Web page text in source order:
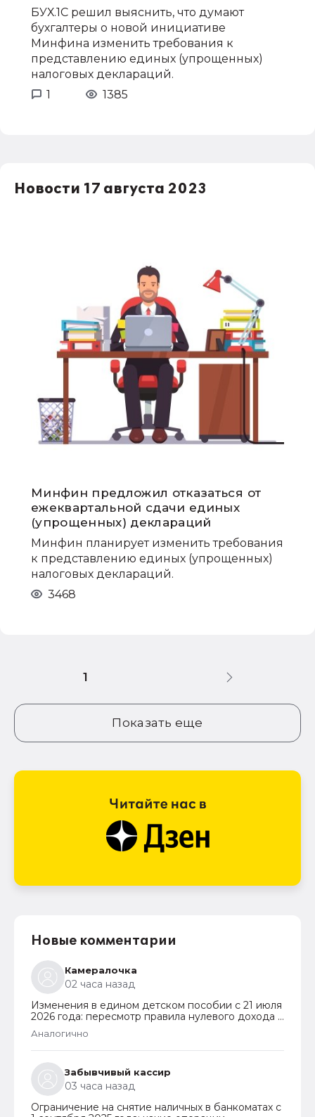
БУХ.1С решил выяснить, что думают
бухгалтеры о новой инициативе
Минфина изменить требования к
представлению единых (упрощенных)
налоговых деклараций.
1
1385
Новости 17 августа 2023
Минфин предложил отказаться от
ежеквартальной сдачи единых
(упрощенных) деклараций
Минфин планирует изменить требования
к представлению единых (упрощенных)
налоговых деклараций.
3468
Показать еще
1
Новые комментарии
Камералочка
02 часа назад
Изменения в едином детском пособии с 21 июля
2026 года: пересмотр правила нулевого дохода и
новый порядок оформления пособий по месту
пребывания
Аналогично
Забывчивый кассир
03 часа назад
Ограничение на снятие наличных в банкоматах с